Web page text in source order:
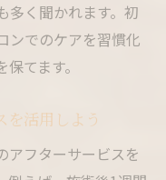
多く聞かれます。初
ンでのケアを習慣化
てます。
を活用しよう
アフターサービスを